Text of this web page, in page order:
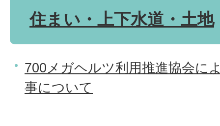
住まい・上下水道・土地
700メガヘルツ利用推進協会に
事について